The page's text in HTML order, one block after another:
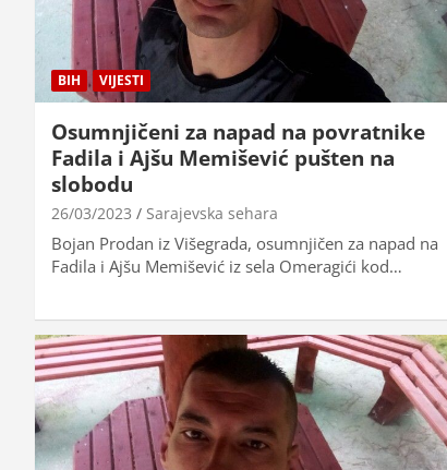
BIH VIJESTI
Osumnjičeni za napad na povratnike
Fadila i Ajšu Memišević pušten na
slobodu
26/03/2023 Sarajevska sehara
Bojan Prodan iz Višegrada, osumnjičen za napad na
Fadila i Ajšu Memišević iz sela Omeragići kod…